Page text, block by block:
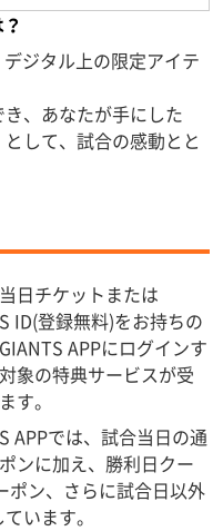
ジタル上の限定アイテ
、あなたが手にした
して、試合の感動とと
日チケットまたは
ID(登録無料)をお持ちの
APPにログインす
象の特典サービスが受
す。
APPでは、試合当日の通
ンに加え、勝利日クー
ポン、さらに試合日以外
います。